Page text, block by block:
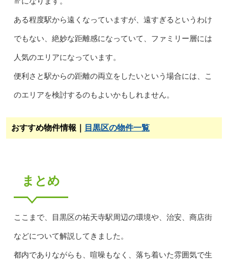
ある程度駅から遠くなっていますが、遠すぎるというわけ
でもない、絶妙な距離感になっていて、ファミリー層には
人気のエリアになっています。
便利さと駅からの距離の両立をしたいという場合には、こ
のエリアを検討するのもよいかもしれません。
おすすめ物件情報｜ 目黒区の物件一覧
まとめ
ここまで、目黒区の祐天寺駅周辺の環境や、治安、商店街
などについて解説してきました。
都内でありながらも、喧噪もなく、落ち着いた雰囲気で生